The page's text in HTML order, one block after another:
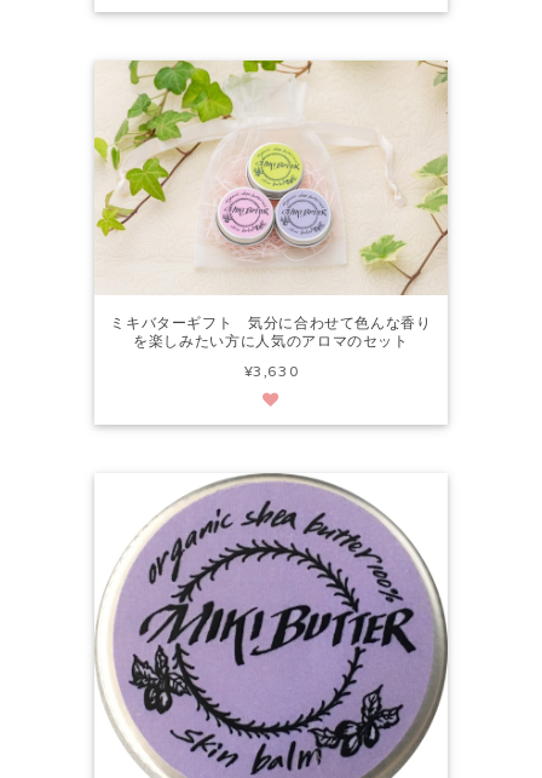
ミキバターギフト 気分に合わせて色んな香り
を楽しみたい方に人気のアロマのセット
¥3,630